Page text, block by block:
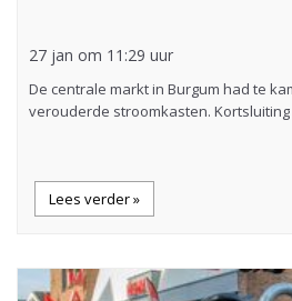
27 jan om 11:29 uur
De centrale markt in Burgum had te
verouderde stroomkasten.
Lees verder »